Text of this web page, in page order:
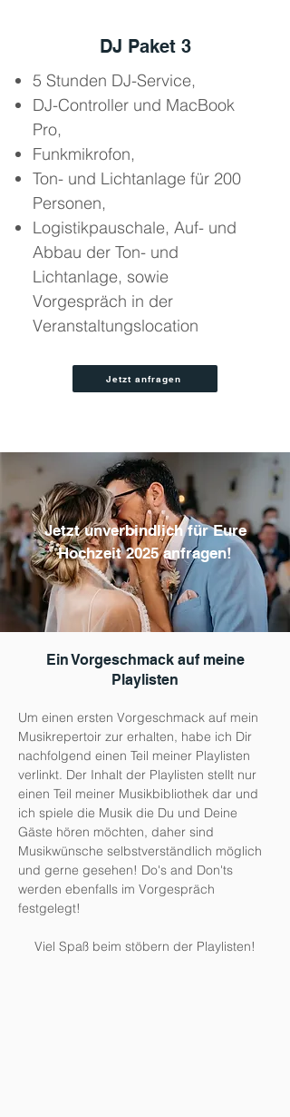
DJ Paket 3
5 Stunden DJ-Service,
DJ-Controller und MacBook
Pro,
Funkmikrofon,
Ton- und Lichtanlage für 200
Personen,
Logistikpauschale, Auf- und
Abbau der Ton- und
Lichtanlage, sowie
Vorgespräch in der
Veranstaltungslocation
Jetzt anfragen
Jetzt unverbindlich für Eure
Hochzeit 2025 anfragen!
Ein Vorgeschmack auf meine
Playlisten
Um einen ersten Vorgeschmack auf mein
Musikrepertoir zur erhalten, habe ich Dir
nachfolgend einen Teil meiner Playlisten
verlinkt. Der Inhalt der Playlisten stellt nur
einen Teil meiner Musikbibliothek dar und
ich spiele die Musik die Du und Deine
Gäste hören möchten, daher sind
Musikwünsche selbstverständlich möglich
und gerne gesehen! Do's and Don'ts
werden ebenfalls im Vorgespräch
festgelegt!
Viel Spaß beim stöbern der Playlisten!